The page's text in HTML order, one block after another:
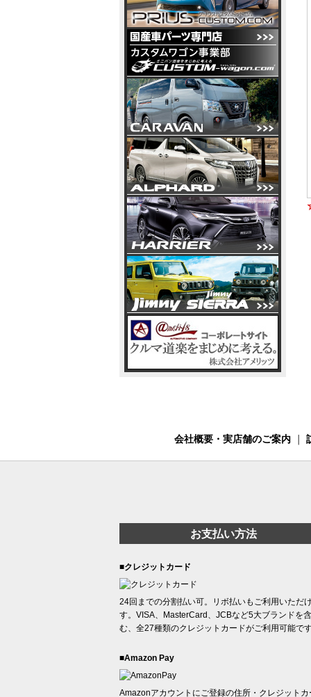
会社概要・実店舗のご案内
お支払い方法
■クレジットカード
24回までの分割払い可。リボ払いもご利用いただ
す。VISA、MasterCard、JCBなど5大ブランドを含
む、全27種類のクレジットカードがご利用可能で
■Amazon Pay
Amazonアカウントにご登録の住所・クレジットカ